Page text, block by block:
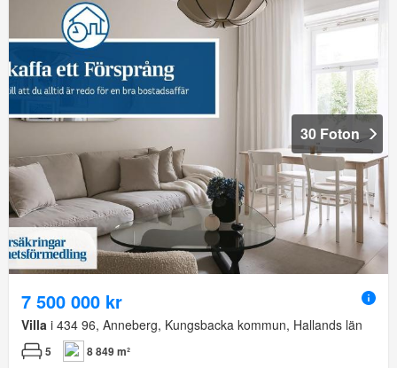
30 Foton
7 500 000 kr
Villa i 434 96, Anneberg, Kungsbacka kommun, Hallands län
5 8 849 m²